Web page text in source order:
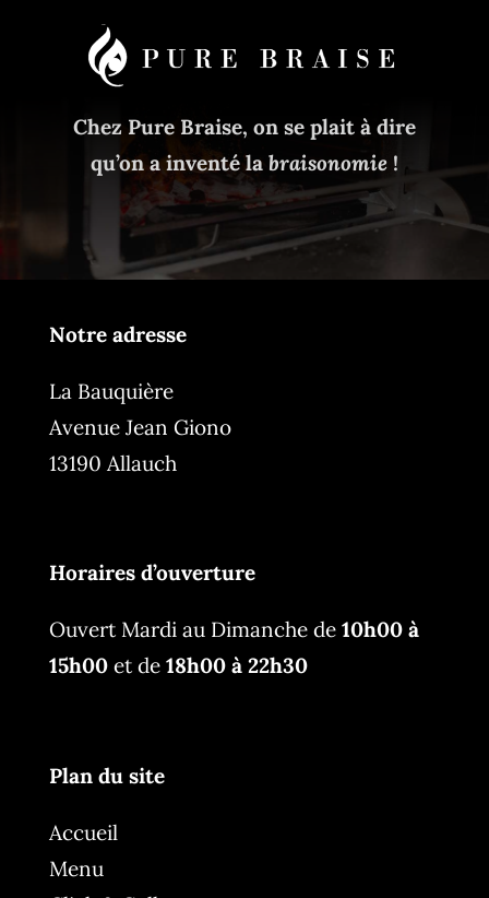
Chez Pure Braise, on se plait à dire
qu’on a inventé la braisonomie !
Notre adresse
La Bauquière
Avenue Jean Giono
13190 Allauch
Horaires d’ouverture
Ouvert Mardi au Dimanche de10h00 à
15h00 et de18h00 à 22h30
Plan du site
Accueil
Menu